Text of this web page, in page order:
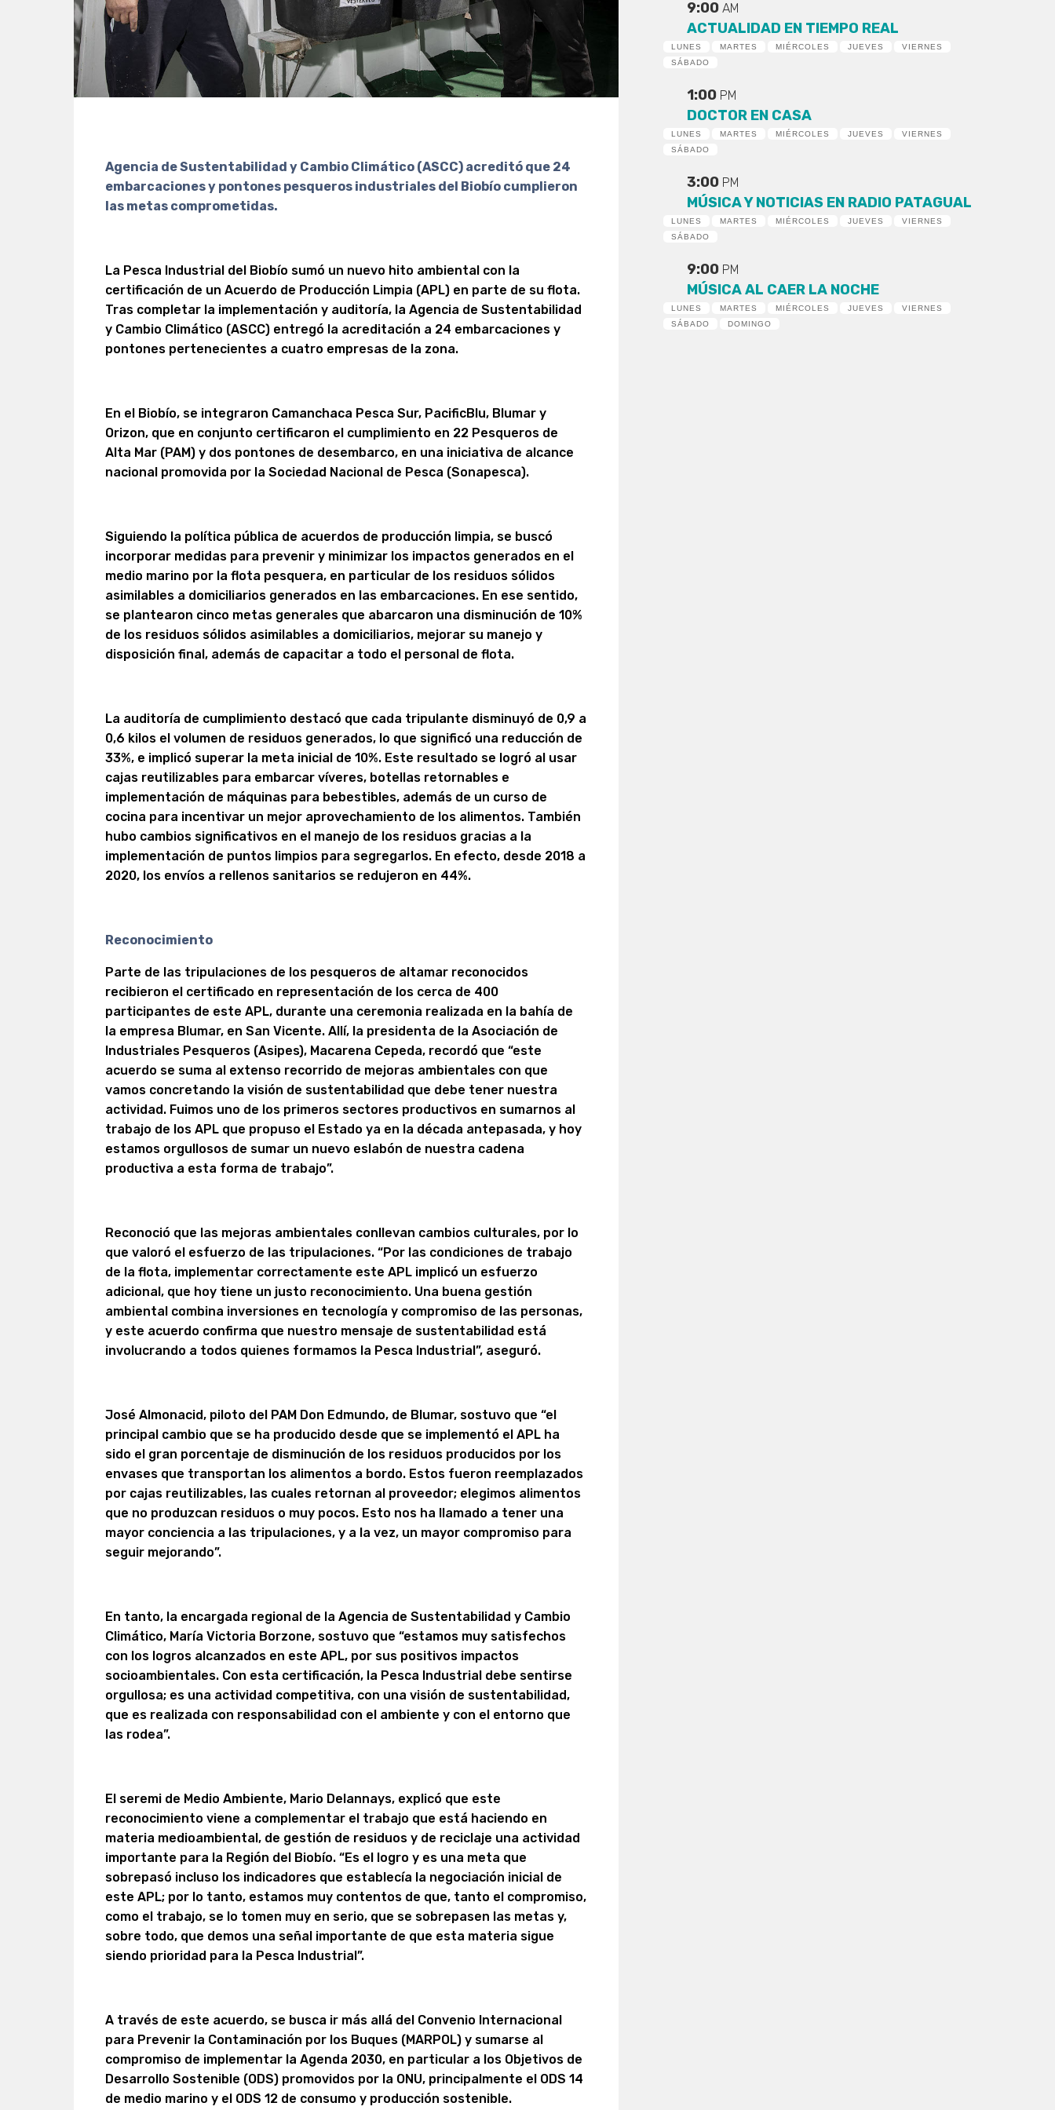
Agencia de Sustentabilidad y Cambio Climático (ASCC) acreditó que 24
embarcaciones y pontones pesqueros industriales del Biobío cumplieron
las metas comprometidas.
La Pesca Industrial del Biobío sumó un nuevo hito ambiental con la
certificación de un Acuerdo de Producción Limpia (APL) en parte de su flota.
Tras completar la implementación y auditoría, la Agencia de Sustentabilidad
y Cambio Climático (ASCC) entregó la acreditación a 24 embarcaciones y
pontones pertenecientes a cuatro empresas de la zona.
En el Biobío, se integraron Camanchaca Pesca Sur, PacificBlu, Blumar y
Orizon, que en conjunto certificaron el cumplimiento en 22 Pesqueros de
Alta Mar (PAM) y dos pontones de desembarco, en una iniciativa de alcance
nacional promovida por la Sociedad Nacional de Pesca (Sonapesca).
Siguiendo la política pública de acuerdos de producción limpia, se buscó
incorporar medidas para prevenir y minimizar los impactos generados en el
medio marino por la flota pesquera, en particular de los residuos sólidos
asimilables a domiciliarios generados en las embarcaciones. En ese sentido,
se plantearon cinco metas generales que abarcaron una disminución de 10%
de los residuos sólidos asimilables a domiciliarios, mejorar su manejo y
disposición final, además de capacitar a todo el personal de flota.
La auditoría de cumplimiento destacó que cada tripulante disminuyó de 0,9 a
0,6 kilos el volumen de residuos generados, lo que significó una reducción de
33%, e implicó superar la meta inicial de 10%. Este resultado se logró al usar
cajas reutilizables para embarcar víveres, botellas retornables e
implementación de máquinas para bebestibles, además de un curso de
cocina para incentivar un mejor aprovechamiento de los alimentos. También
hubo cambios significativos en el manejo de los residuos gracias a la
implementación de puntos limpios para segregarlos. En efecto, desde 2018 a
2020, los envíos a rellenos sanitarios se redujeron en 44%.
Reconocimiento
Parte de las tripulaciones de los pesqueros de altamar reconocidos
recibieron el certificado en representación de los cerca de 400
participantes de este APL, durante una ceremonia realizada en la bahía de
la empresa Blumar, en San Vicente. Allí, la presidenta de la Asociación de
Industriales Pesqueros (Asipes), Macarena Cepeda, recordó que “este
acuerdo se suma al extenso recorrido de mejoras ambientales con que
vamos concretando la visión de sustentabilidad que debe tener nuestra
actividad. Fuimos uno de los primeros sectores productivos en sumarnos al
trabajo de los APL que propuso el Estado ya en la década antepasada, y hoy
estamos orgullosos de sumar un nuevo eslabón de nuestra cadena
productiva a esta forma de trabajo”.
Reconoció que las mejoras ambientales conllevan cambios culturales, por lo
que valoró el esfuerzo de las tripulaciones. “Por las condiciones de trabajo
de la flota, implementar correctamente este APL implicó un esfuerzo
adicional, que hoy tiene un justo reconocimiento. Una buena gestión
ambiental combina inversiones en tecnología y compromiso de las personas,
y este acuerdo confirma que nuestro mensaje de sustentabilidad está
involucrando a todos quienes formamos la Pesca Industrial”, aseguró.
José Almonacid, piloto del PAM Don Edmundo, de Blumar, sostuvo que “el
principal cambio que se ha producido desde que se implementó el APL ha
sido el gran porcentaje de disminución de los residuos producidos por los
envases que transportan los alimentos a bordo. Estos fueron reemplazados
por cajas reutilizables, las cuales retornan al proveedor; elegimos alimentos
que no produzcan residuos o muy pocos. Esto nos ha llamado a tener una
mayor conciencia a las tripulaciones, y a la vez, un mayor compromiso para
seguir mejorando”.
En tanto, la encargada regional de la Agencia de Sustentabilidad y Cambio
Climático, María Victoria Borzone, sostuvo que “estamos muy satisfechos
con los logros alcanzados en este APL, por sus positivos impactos
socioambientales. Con esta certificación, la Pesca Industrial debe sentirse
orgullosa; es una actividad competitiva, con una visión de sustentabilidad,
que es realizada con responsabilidad con el ambiente y con el entorno que
las rodea”.
El seremi de Medio Ambiente, Mario Delannays, explicó que este
reconocimiento viene a complementar el trabajo que está haciendo en
materia medioambiental, de gestión de residuos y de reciclaje una actividad
importante para la Región del Biobío. “Es el logro y es una meta que
sobrepasó incluso los indicadores que establecía la negociación inicial de
este APL; por lo tanto, estamos muy contentos de que, tanto el compromiso,
como el trabajo, se lo tomen muy en serio, que se sobrepasen las metas y,
sobre todo, que demos una señal importante de que esta materia sigue
siendo prioridad para la Pesca Industrial”.
A través de este acuerdo, se busca ir más allá del Convenio Internacional
para Prevenir la Contaminación por los Buques (MARPOL) y sumarse al
compromiso de implementar la Agenda 2030, en particular a los Objetivos de
Desarrollo Sostenible (ODS) promovidos por la ONU, principalmente el ODS 14
de medio marino y el ODS 12 de consumo y producción sostenible.
9:00AM
ACTUALIDAD EN TIEMPO REAL
LUNES MARTES MIÉRCOLES JUEVES
VIERNES
SÁBADO
1:00 PM
DOCTOR EN CASA
LUNES MARTES MIÉRCOLES JUEVES
VIERNES
SÁBADO
3:00 PM
MÚSICA Y NOTICIAS EN RADIO PATAGUAL
LUNES MARTES MIÉRCOLES JUEVES
VIERNES
SÁBADO
9:00 PM
MÚSICA AL CAER LA NOCHE
LUNES MARTES MIÉRCOLES JUEVES
VIERNES
SÁBADO
DOMINGO